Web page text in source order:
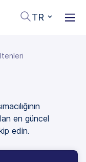
TR
en güncel
edin.